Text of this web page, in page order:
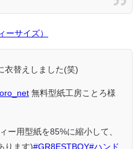
ーサイズ）
衣替えしました(笑)
無料型紙工房ことろ様
ー用型紙を85%に縮小して、
ります)#GR8ESTBOY#ハンド